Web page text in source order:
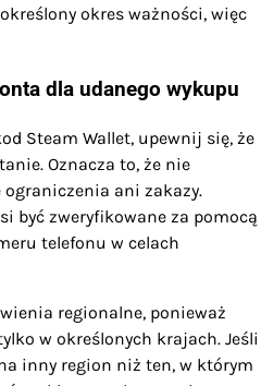
okres ważności, więc
dla udanego wykupu
Steam Wallet, upewnij się, że
Oznacza to, że nie
ograniczenia ani zakazy.
być zweryfikowane za pomocą
telefonu w celach
regionalne, ponieważ
w określonych krajach. Jeśli
inny region niż ten, w którym